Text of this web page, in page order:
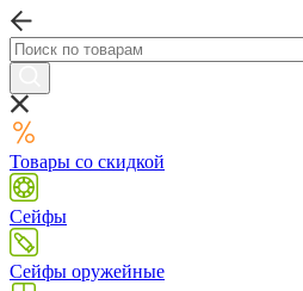
Товары со скидкой
Сейфы
Сейфы оружейные